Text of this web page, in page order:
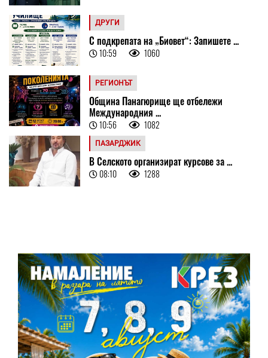
ДРУГИ
С подкрепата на „Биовет“: Запишете ...
10:59 1060
РЕГИОНЪТ
Община Панагюрище ще отбележи
Международния ...
10:56 1082
ПАЗАРДЖИК
В Селското организират курсове за ...
08:10 1288